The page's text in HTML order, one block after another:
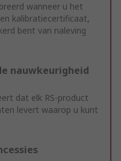
wanneer u het
kalibratiecertificaat,
bent van naleving
nauwkeurigheid
dat elk RS-product
levert waarop u kunt